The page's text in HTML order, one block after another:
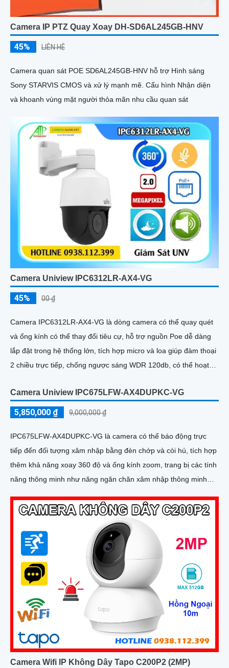
360 cùng chuẩn chống nước IP67 giúp camera hoạt động và
Camera IP PTZ Quay Xoay DH-SD6AL245GB-HNV
LIÊN HỆ
Camera quan sát POE SD6AL245GB-HNV hỗ trợ Hình sáng
Sony STARVIS CMOS và xử lý mạnh mẽ. Cấu hình Nhận diện
và khoanh vùng mặt người thỏa mãn nhu cầu quan sát
Camera Uniview IPC6312LR-AX4-VG
45% 00 ₫
và ống kính có thể thay đổi tiêu cự, hỗ trợ nguồn Poe dễ dàng
lắp đặt trong hệ thống lớn, tích hợp micro và loa giúp đàm thoại
2 chiều trực tiếp, chống ngược sáng WDR 120db, có thể hoạt
động độc lập nhờ ke cắm thẻ nhớ 256GB